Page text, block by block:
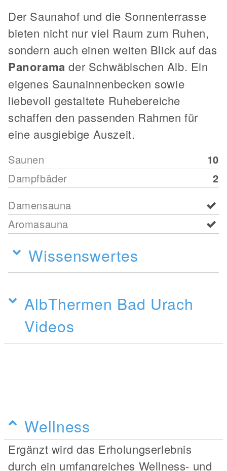
Der Saunahof und die Sonnenterrasse
bieten nicht nur viel Raum zum Ruhen,
sondern auch einen weiten Blick auf das
Panorama der Schwäbischen Alb. Ein
eigenes Saunainnenbecken sowie
liebevoll gestaltete Ruhebereiche
schaffen den passenden Rahmen für
eine ausgiebige Auszeit.
Saunen
10
Dampfbäder
2
Damensauna
Aromasauna
Wissenswertes
AlbThermen Bad Urach
Videos
Wellness
Ergänzt wird das Erholungserlebnis
durch ein umfangreiches Wellness- und